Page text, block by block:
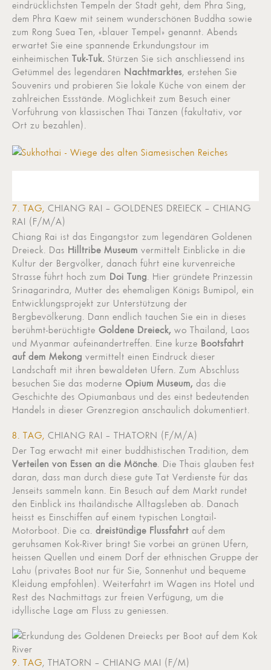
eindrücklichsten Tempeln der Stadt geht, dem Phra Sing,
dem Phra Kaew mit seinem wunderschönen Buddha sowie
zum Rong Suea Ten, «blauer Tempel» genannt. Abends
erwartet Sie eine spannende Erkundungstour im
einheimischen Tuk-Tuk. Stürzen Sie sich anschliessend ins
Getümmel des legendären Nachtmarktes, erstehen Sie
Souvenirs und probieren Sie lokale Küche von einem der
zahlreichen Essstände. Möglichkeit zum Besuch einer
Vorführung von klassischen Thai Tänzen (fakultativ, vor
Ort zu bezahlen).
7. TAG, CHIANG RAI – GOLDENES DREIECK – CHIANG
RAI (F/M/A)
Chiang Rai ist das Eingangstor zum legendären Goldenen
Dreieck. Das Hilltribe Museum vermittelt Einblicke in die
Kultur der Bergvölker, danach führt eine kurvenreiche
Strasse führt hoch zum Doi Tung . Hier gründete Prinzessin
Srinagarindra, Mutter des ehemaligen Königs Bumipol, ein
Entwicklungsprojekt zur Unterstützung der
Bergbevölkerung. Dann endlich tauchen Sie ein in dieses
berühmt-berüchtigte Goldene Dreieck, wo Thailand, Laos
und Myanmar aufeinandertreffen. Eine kurze Bootsfahrt
auf dem Mekong vermittelt einen Eindruck dieser
Landschaft mit ihren bewaldeten Ufern. Zum Abschluss
besuchen Sie das moderne Opium Museum, das die
Geschichte des Opiumanbaus und des einst bedeutenden
Handels in dieser Grenzregion anschaulich dokumentiert.
8. TAG, CHIANG RAI – THATORN (F/M/A)
Der Tag erwacht mit einer buddhistischen Tradition, dem
Verteilen von Essen an die Mönche . Die Thais glauben fest
daran, dass man durch diese gute Tat Verdienste für das
Jenseits sammeln kann. Ein Besuch auf dem Markt rundet
den Einblick ins thailändische Alltagsleben ab. Danach
heisst es Einschiffen auf einem typischen Longtail-
Motorboot. Die ca. dreistündige Flussfahrt auf dem
geruhsamen Kok-River bringt Sie vorbei an grünen Ufern,
heissen Quellen und einem Dorf der ethnischen Gruppe der
Lahu (privates Boot nur für Sie, Sonnenhut und bequeme
Kleidung empfohlen). Weiterfahrt im Wagen ins Hotel und
Rest des Nachmittags zur freien Verfügung, um die
idyllische Lage am Fluss zu geniessen.
9. TAG, THATORN – CHIANG MAI (F/M)